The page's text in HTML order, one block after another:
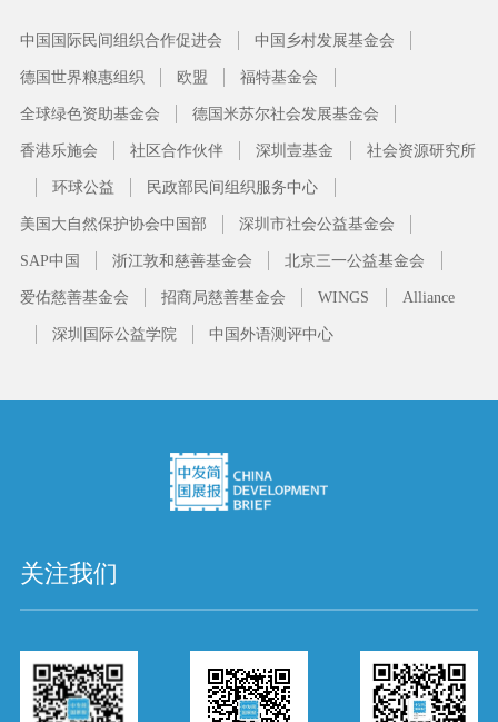
中国国际民间组织合作促进会 中国乡村发展基金会
德国世界粮惠组织 欧盟 福特基金会
全球绿色资助基金会 德国米苏尔社会发展基金会
香港乐施会 社区合作伙伴 深圳壹基金 社会资源研究所
环球公益 民政部民间组织服务中心
美国大自然保护协会中国部 深圳市社会公益基金会
SAP中国 浙江敦和慈善基金会 北京三一公益基金会
爱佑慈善基金会 招商局慈善基金会 WINGS Alliance
深圳国际公益学院 中国外语测评中心
关注我们